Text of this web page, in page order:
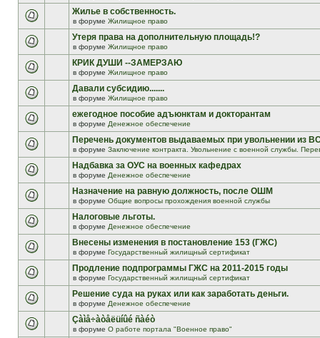
Жилье в собственность.
в форуме Жилищное право
Утеря права на дополнительную площадь!?
в форуме Жилищное право
КРИК ДУШИ --ЗАМЕРЗАЮ
в форуме Жилищное право
Давали субсидию.......
в форуме Жилищное право
ежегодное пособие адъюнктам и докторантам
в форуме Денежное обеспечение
Перечень документов выдаваемых при увольнении из
в форуме Заключение контракта. Увольнение с военной службы.
Надбавка за ОУС на военных кафедрах
в форуме Денежное обеспечение
Назначение на равную должность, после ОШМ
в форуме Общие вопросы прохождения военной службы
Налоговые льготы.
в форуме Денежное обеспечение
Внесены изменения в постановление 153 (ГЖС)
в форуме Государственный жилищный сертификат
Продление подпрограммы ГЖС на 2011-2015 годы
в форуме Государственный жилищный сертификат
Решение суда на руках или как заработать деньги.
в форуме Денежное обеспечение
Çàìå÷àòåëüíûé ñàéò
в форуме О работе портала "Военное право"